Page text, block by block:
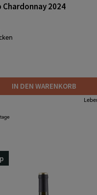
Chardonnay 2024
IN DEN WARENKORB